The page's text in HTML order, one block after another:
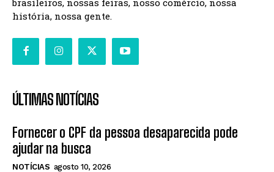
história, nossa gente.
ÚLTIMAS NOTÍCIAS
Fornecer o CPF da pessoa desaparecida pode
ajudar na busca
NOTÍCIAS agosto 10, 2026